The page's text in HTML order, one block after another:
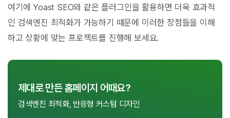
여기에 Yoast SEO와 같은 플러그인을 활용하면 더욱 효과적
인 검색엔진 최적화가 가능하기 때문에 이러한 장점들을 이해
하고 상황에 맞는 프로젝트를 진행해 보세요.
제대로 만든 홈페이지 어때요?
검색엔진 최적화, 반응형 커스텀 디자인